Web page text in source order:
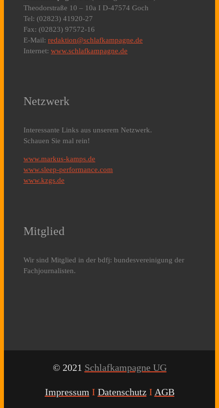
Theodorstraße 10 – 10a I D-47574 Goch
Tel: (02823) 41920-27
Fax: (02823) 97572-16
E-Mail: redaktion@schlafkampagne.de
Internet: www.schlafkampagne.de
Netzwerk
Interessante Links aus unserem Netzwerk.
Schauen Sie mal rein!
www.markus-kamps.de
www.sleep-performance.com
www.kzgs.de
Mitglied
Wir sind Mitglied in der bdfj: bundesvereinigung der
Fachjournalisten.
© 2021 Schlafkampagne UG
Impressum I Datenschutz I AGB